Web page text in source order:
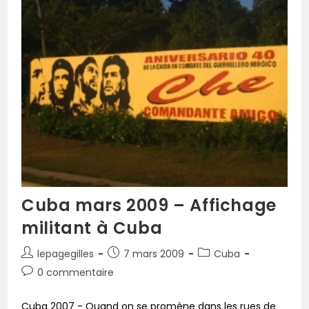
Cuba mars 2009 – Affichage
militant à Cuba
lepagegilles 7 mars 2009
Cuba
0 commentaire
Cuba 2007 - Quand on se promène dans les rues de